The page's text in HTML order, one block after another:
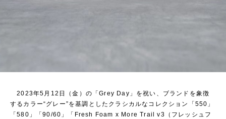
2023年5月12日（金）の「Grey Day」を祝い、ブランドを象徴
するカラー“グレー”を基調としたクラシカルなコレクション「550」
「580」「90/60」「Fresh Foam x More Trail v3（フレッシュフ